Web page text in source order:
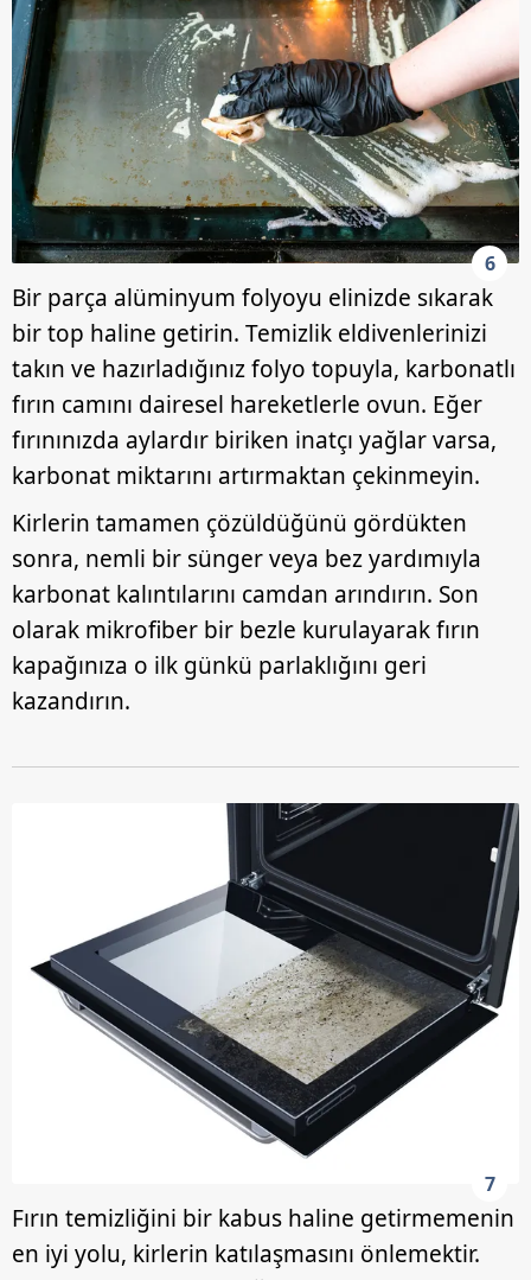
6
Bir parça alüminyum folyoyu elinizde sıkarak
bir top haline getirin. Temizlik eldivenlerinizi
takın ve hazırladığınız folyo topuyla, karbonatlı
fırın camını dairesel hareketlerle ovun. Eğer
fırınınızda aylardır biriken inatçı yağlar varsa,
karbonat miktarını artırmaktan çekinmeyin.
Kirlerin tamamen çözüldüğünü gördükten
sonra, nemli bir sünger veya bez yardımıyla
karbonat kalıntılarını camdan arındırın. Son
olarak mikrofiber bir bezle kurulayarak fırın
kapağınıza o ilk günkü parlaklığını geri
kazandırın.
7
Fırın temizliğini bir kabus haline getirmemenin
en iyi yolu, kirlerin katılaşmasını önlemektir.